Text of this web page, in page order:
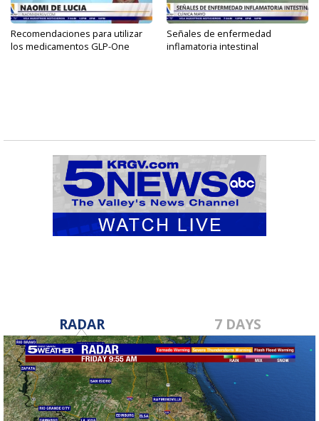
Recomendaciones para utilizar
los medicamentos GLP-One
Señales de enfermedad
inflamatoria intestinal
RADAR 7 DAYS